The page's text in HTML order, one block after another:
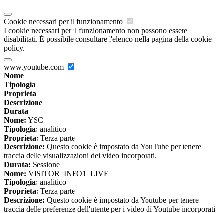
Cookie necessari per il funzionamento
I cookie necessari per il funzionamento non possono essere
disabilitati. È possibile consultare l'elenco nella pagina della cookie
policy.
www.youtube.com
Nome
Tipologia
Proprieta
Descrizione
Durata
Nome: YSC
Tipologia: analitico
Proprieta: Terza parte
Descrizione: Questo cookie è impostato da YouTube per tenere
traccia delle visualizzazioni dei video incorporati.
Durata: Sessione
Nome: VISITOR_INFO1_LIVE
Tipologia: analitico
Proprieta: Terza parte
Descrizione: Questo cookie è impostato da Youtube per tenere
traccia delle preferenze dell'utente per i video di Youtube incorporati